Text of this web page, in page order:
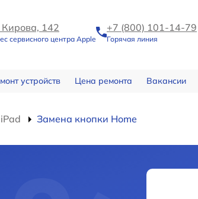
Кирова, 142
сервисного центра Apple
+7 (800) 101-14-79
Горячая линия
устройств Цена ремонта Вакансии
Замена кнопки Home